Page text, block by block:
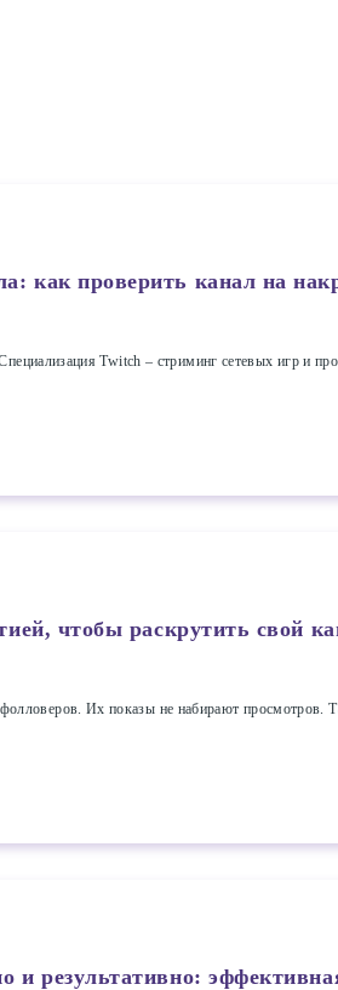
как проверить канал на
Twitch – стриминг сетевых игр и
чтобы раскрутить свой
Их показы не набирают просмотров.
результативно: